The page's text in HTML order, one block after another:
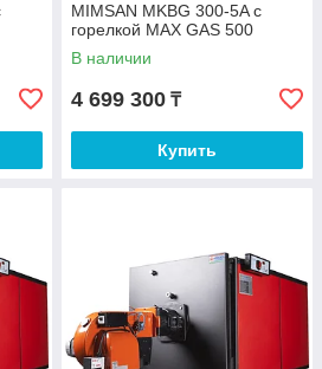
MIMSAN MKBG 300-5A с
горелкой MAX GAS 500
В наличии
4 699 300 ₸
Купить